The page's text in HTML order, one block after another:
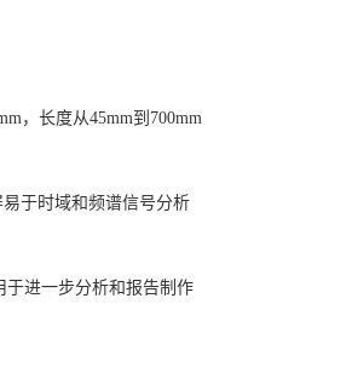
，长度从45mm到700mm
于时域和频谱信号分析
于进一步分析和报告制作